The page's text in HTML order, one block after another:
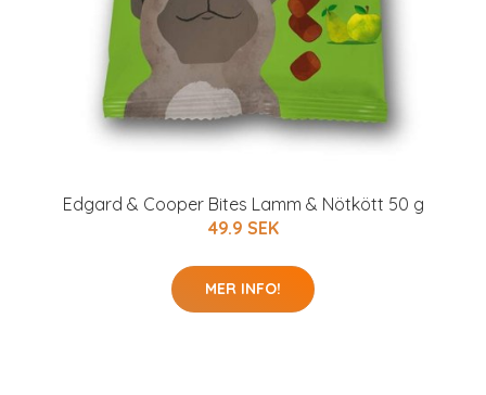
Edgard & Cooper Bites Lamm & Nötkött 50 g
49.9 SEK
MER INFO!